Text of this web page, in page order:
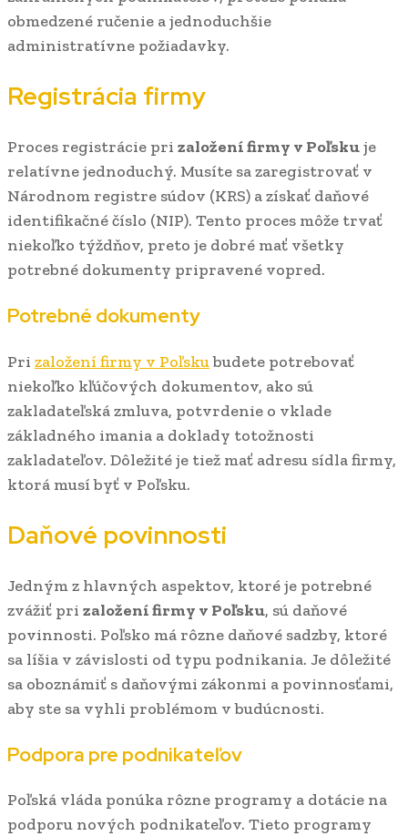
obmedzené ručenie a jednoduchšie
administratívne požiadavky.
Registrácia firmy
Proces registrácie pri založení firmy v Poľskuje
relatívne jednoduchý. Musíte sa zaregistrovať v
Národnom registre súdov (KRS) a získať daňové
identifikačné číslo (NIP). Tento proces môže trvať
niekoľko týždňov, preto je dobré mať všetky
potrebné dokumenty pripravené vopred.
Potrebné dokumenty
Pri založení firmy v Poľskubudete potrebovať
niekoľko kľúčových dokumentov, ako sú
zakladateľská zmluva, potvrdenie o vklade
základného imania a doklady totožnosti
zakladateľov. Dôležité je tiež mať adresu sídla firmy,
ktorá musí byť v Poľsku.
Daňové povinnosti
Jedným z hlavných aspektov, ktoré je potrebné
zvážiť pri založení firmy v Poľsku, sú daňové
povinnosti. Poľsko má rôzne daňové sadzby, ktoré
sa líšia v závislosti od typu podnikania. Je dôležité
sa oboznámiť s daňovými zákonmi a povinnosťami,
aby ste sa vyhli problémom v budúcnosti.
Podpora pre podnikateľov
Poľská vláda ponúka rôzne programy a dotácie na
podporu nových podnikateľov. Tieto programy